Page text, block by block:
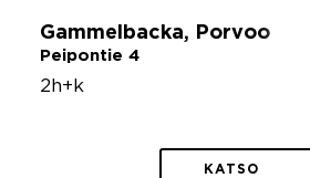
Gammelbacka, Porvoo
Peipontie 4
2h+k
KATSO